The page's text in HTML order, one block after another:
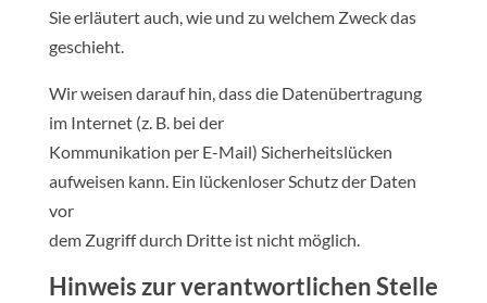
Sie erläutert auch, wie und zu welchem Zweck das
geschieht.
Wir weisen darauf hin, dass die Datenübertragung
im Internet (z. B. bei der
Kommunikation per E-Mail) Sicherheitslücken
aufweisen kann. Ein lückenloser Schutz der Daten
vor
dem Zugriff durch Dritte ist nicht möglich.
Hinweis zur verantwortlichen Stelle